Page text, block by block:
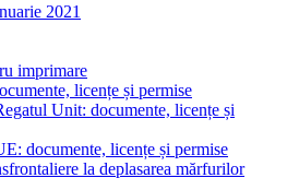
2021
imprimare
licențe și permise
Unit: documente, licențe și
documente, licențe și permise
la deplasarea mărfurilor